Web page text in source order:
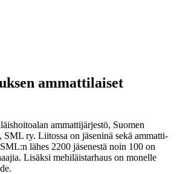
ammattilaiset
ammattijärjestö, Suomen
ry. Liitossa on jäseninä sekä ammatti-
lähes 2200 jäsenestä noin 100 on
Lisäksi mehiläistarhaus on monelle